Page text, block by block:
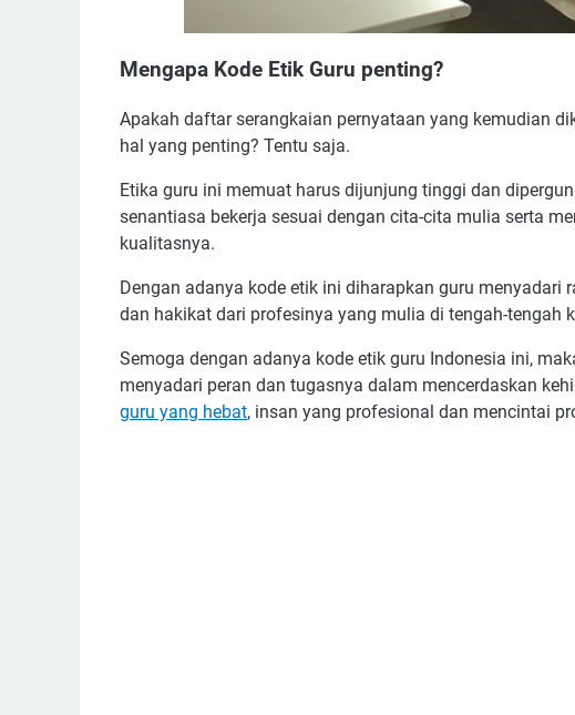
Mengapa Kode Etik Guru penting?
Apakah daftar serangkaian pernyataan yang kemudian
hal yang penting? Tentu saja.
Etika guru ini memuat harus dijunjung tinggi dan
senantiasa bekerja sesuai dengan cita-cita mulia serta
kualitasnya.
Dengan adanya kode etik ini diharapkan guru menyadari
dan hakikat dari profesinya yang mulia di tengah-tengah
Semoga dengan adanya kode etik guru Indonesia ini,
menyadari peran dan tugasnya dalam mencerdaskan
guru yang hebat, insan yang profesional dan mencintai